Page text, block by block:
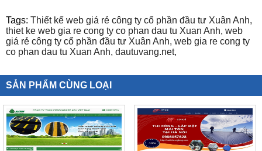
Tags: Thiết kế web giá rẻ công ty cổ phần đầu tư Xuân Anh,
thiet ke web gia re cong ty co phan dau tu Xuan Anh, web
giá rẻ công ty cổ phần đầu tư Xuân Anh, web gia re cong ty
co phan dau tu Xuan Anh, dautuvang.net,
SẢN PHẨM CÙNG LOẠI